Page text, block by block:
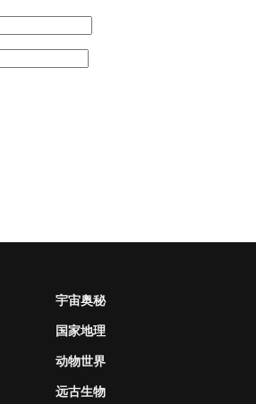
宇宙奥秘
国家地理
动物世界
远古生物